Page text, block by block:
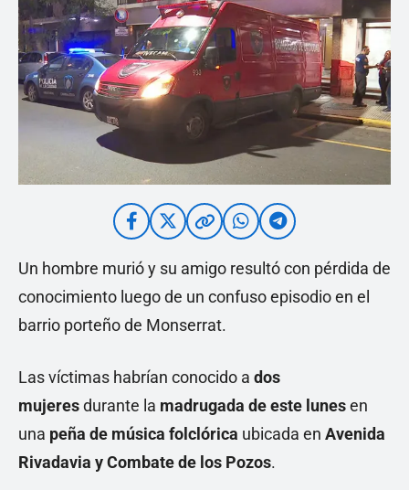
Un hombre murió y su amigo resultó con pérdida de
conocimiento luego de un confuso episodio en el
barrio porteño de Monserrat.
Las víctimas habrían conocido a dos
mujeresdurante la madrugada de este lunesen
una peña de música folclórica ubicada en Avenida
Rivadavia y Combate de los Pozos.